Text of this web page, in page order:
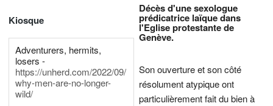
Kiosque
Adventurers, hermits,
losers -
https://unherd.com/2022/09/
why-men-are-no-longer-
wild/
Décès d'une sexologue
prédicatrice laïque dans
l'Eglise protestante de
Genève.
Son ouverture et son côté
résolument atypique ont
particulièrement fait du bien à